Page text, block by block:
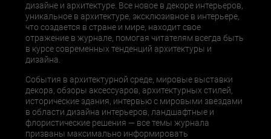
дизайне и архитектуре. Все новое в декоре интерьеров,
уникальное в архитектуре, эксклюзивное в интерьере,
что создается в стране и мире, находит свое
отражение в журнале, помогая читателям всегда быть
в курсе современных тенденций архитектуры и
дизайна.
События в архитектурной среде, мировые выставки
декора, обзоры аксессуаров, архитектурных стилей,
исторические здания, интервью с мировыми звездами
в области дизайна интерьеров, ландшафтные и
флористические решения — все темы журнала
призваны максимально информировать